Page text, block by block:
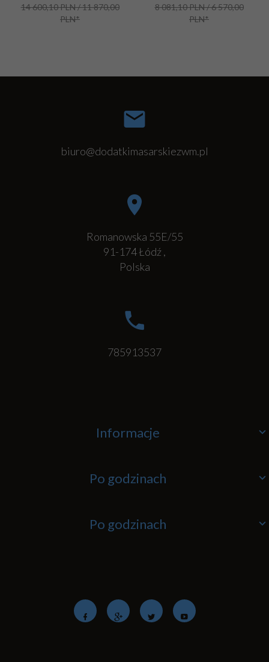
14 600,10 PLN / 11 870,00
PLN*
8 081,10 PLN / 6 570,00
PLN*
biuro@dodatkimasarskiezwm.pl
Romanowska 55E/55
91-174Łódź,
Polska
785913537
Informacje
Po godzinach
Po godzinach